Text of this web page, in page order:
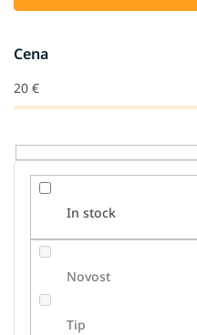
e
i
z
e
l
Cena
20 €
In stock
Novost
Tip